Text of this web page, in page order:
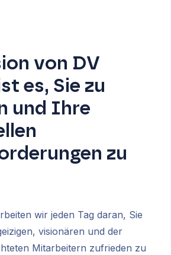
von DV
es, Sie zu
und Ihre
zu
wir jeden Tag daran, Sie
visionären und der
Mitarbeitern zufrieden zu